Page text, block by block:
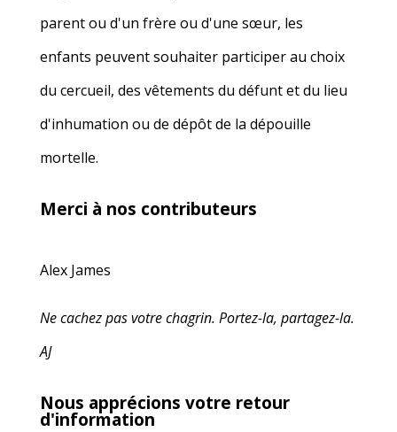
parent ou d'un frère ou d'une sœur, les
enfants peuvent souhaiter participer au choix
du cercueil, des vêtements du défunt et du lieu
d'inhumation ou de dépôt de la dépouille
mortelle.
Merci à nos contributeurs
Alex James
Ne cachez pas votre chagrin. Portez-la, partagez-la.
AJ
Nous apprécions votre retour
d'information